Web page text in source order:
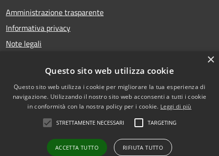
Amministrazione trasparente
Informativa privacy
Note legali
Accessibilità
Mappa del sito
Copyright © 2026 • Comune di
Powered byMunicipium
Accesso redazione
×
Questo sito web utilizza cookie
Questo sito web utilizza i cookie per migliorare la tua esperienza di
navigazione. Utilizzando il nostro sito web acconsenti a tutti i cookie
in conformità con la nostra policy per i cookie. Leggi di più
STRETTAMENTE NECESSARI TARGETING
ACCETTA TUTTO RIFIUTA TUTTO